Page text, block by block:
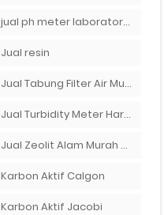
jual ph meter laboratorium
Jual resin
Jual Tabung Filter Air Murah
Jual Turbidity Meter Harga Murah Di Sulawesi
Jual Zeolit Alam Murah Di Surabaya
Karbon Aktif Calgon
Karbon Aktif Jacobi